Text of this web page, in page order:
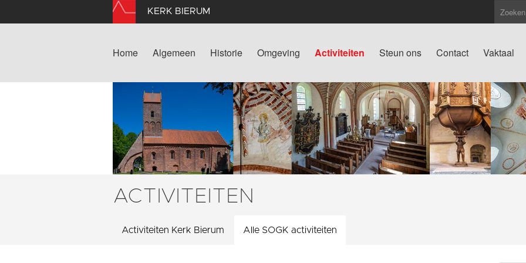
KERK BIERUM
Home Algemeen Historie Omgeving Activiteiten Steun ons Contact Vaktaal
ACTIVITEITEN
Activiteiten Kerk Bierum Alle SOGK activiteiten